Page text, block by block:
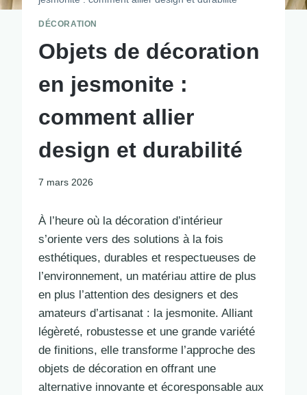
DÉCORATION
Objets de décoration
en jesmonite :
comment allier
design et durabilité
7 mars 2026
À l’heure où la décoration d’intérieur
s’oriente vers des solutions à la fois
esthétiques, durables et respectueuses de
l’environnement, un matériau attire de plus
en plus l’attention des designers et des
amateurs d’artisanat : la jesmonite. Alliant
légèreté, robustesse et une grande variété
de finitions, elle transforme l’approche des
objets de décoration en offrant une
alternative innovante et écoresponsable aux